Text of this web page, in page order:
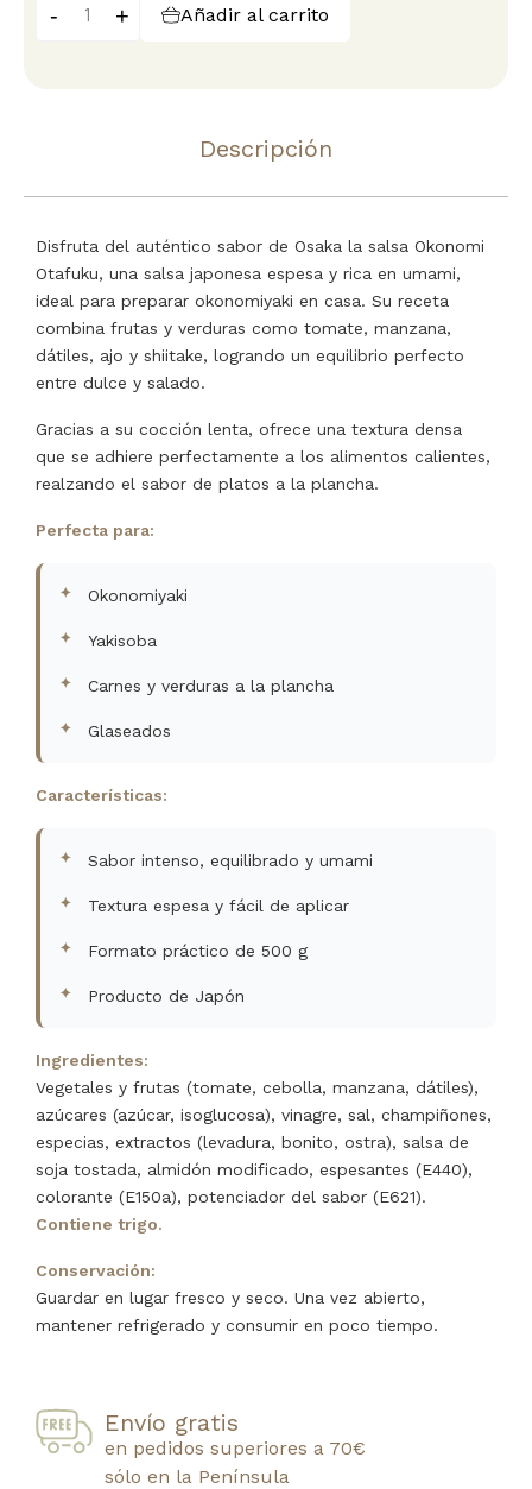
- + Añadir al carrito
Descripción
Disfruta del auténtico sabor de Osaka la salsa Okonomi
Otafuku, una salsa japonesa espesa y rica en umami,
ideal para preparar okonomiyaki en casa. Su receta
combina frutas y verduras como tomate, manzana,
dátiles, ajo y shiitake, logrando un equilibrio perfecto
entre dulce y salado.
Gracias a su cocción lenta, ofrece una textura densa
que se adhiere perfectamente a los alimentos calientes,
realzando el sabor de platos a la plancha.
Perfecta para:
Okonomiyaki
Yakisoba
Carnes y verduras a la plancha
Glaseados
Características:
Sabor intenso, equilibrado y umami
Textura espesa y fácil de aplicar
Formato práctico de 500 g
Producto de Japón
Ingredientes:
Vegetales y frutas (tomate, cebolla, manzana, dátiles),
azúcares (azúcar, isoglucosa), vinagre, sal, champiñones,
especias, extractos (levadura, bonito, ostra), salsa de
soja tostada, almidón modificado, espesantes (E440),
colorante (E150a), potenciador del sabor (E621).
Contiene trigo.
Conservación:
Guardar en lugar fresco y seco. Una vez abierto,
mantener refrigerado y consumir en poco tiempo.
Envío gratis
en pedidos superiores a 70€
sólo en la Península